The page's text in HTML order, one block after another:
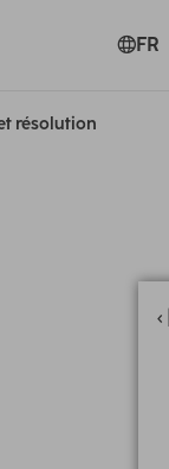
FR
résolution